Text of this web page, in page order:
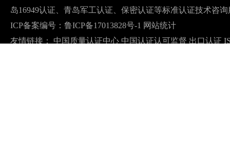
岛16949认证、青岛军工认证、保密认证等标准认证技术咨
ICP备案编号： 鲁ICP备17013828号-1 网站统计
友情链接：
中国质量认证中心 中国认证认可监督 出口认证